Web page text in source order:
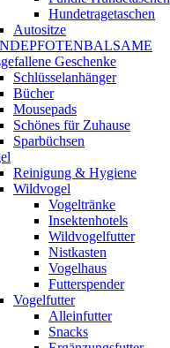
Hundetragetaschen
Autositze
Geschenke
Schlüsselanhänger
Bücher
Mousepads
Schönes für Zuhause
Sparbüchsen
Reinigung & Hygiene
Wildvogel
Vogeltränke
Insektenhotels
Wildvogelfutter
Nistkasten
Vogelhaus
Futterspender
Vogelfutter
Alleinfutter
Snacks